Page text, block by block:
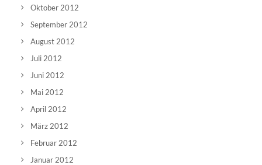
Oktober 2012
September 2012
August 2012
Juli 2012
Juni 2012
Mai 2012
April 2012
März 2012
Februar 2012
Januar 2012